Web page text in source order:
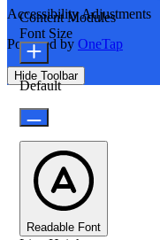
Accessibility Adjustments
Powered by OneTap
Hide Toolbar
Content Modules
Font Size
Default
Readable Font